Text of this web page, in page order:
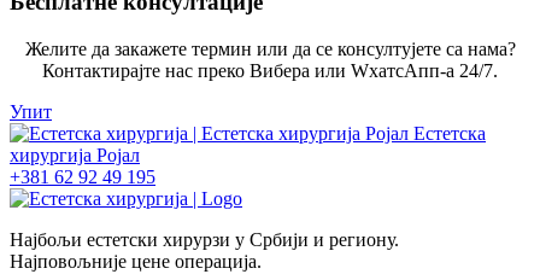
Желите да закажете термин или да се консултујете са нама?
Контактирајте нас преко Вибера или WхатсАпп-а 24/7.
Упит
+381 62 92 49 195
Најбољи естетски хирурзи у Србији и региону.
Најповољније цене операција.